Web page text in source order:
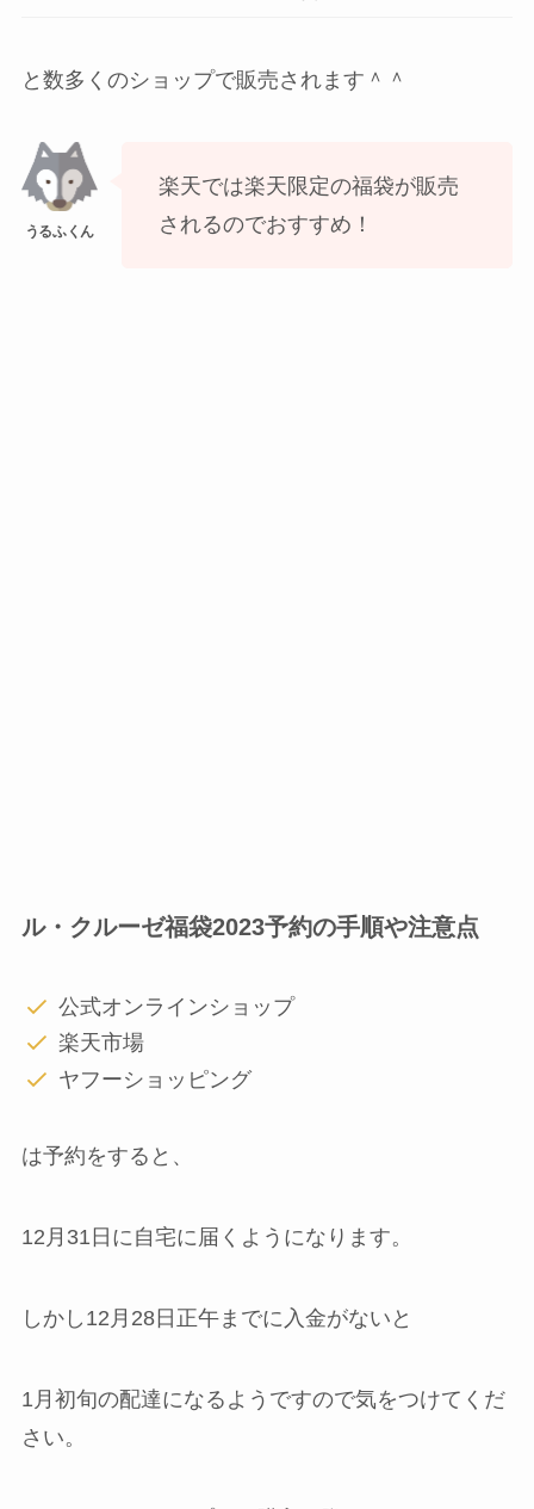
と数多くのショップで販売されます＾＾
楽天では楽天限定の福袋が販売
されるのでおすすめ！
ル・クルーゼ福袋2023予約の手順や注意点
公式オンラインショップ
楽天市場
ヤフーショッピング
は予約をすると、
12月31日に自宅に届くようになります。
しかし12月28日正午までに入金がないと
1月初旬の配達になるようですので気をつけてくだ
さい。